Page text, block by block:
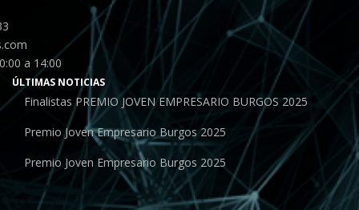
a 14:00
ÚLTIMAS NOTICIAS
Finalistas PREMIO JOVEN EMPRESARIO BURGOS 2025
Premio Joven Empresario Burgos 2025
Premio Joven Empresario Burgos 2025